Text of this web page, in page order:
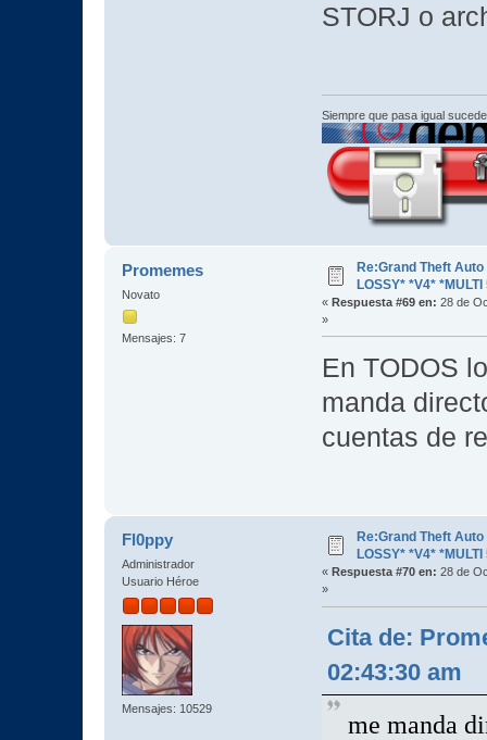
STORJ o
Siempre que pasa igual
Promemes
Novato
Mensajes: 7
Re:Grand Theft
LOSSY* *V4*
« Respuesta #69 en: 28 de
»
En TODOS
manda
cuentas de
Fl0ppy
Administrador
Usuario Héroe
Mensajes: 10529
Re:Grand Theft
LOSSY* *V4*
« Respuesta #70 en: 28 de
»
Cita de:
02:43:30 am
me manda